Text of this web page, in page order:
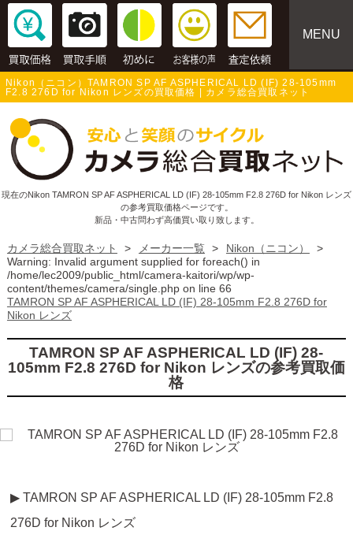
MENU
Nikon（ニコン）TAMRON SP AF ASPHERICAL LD (IF) 28-105mm
F2.8 276D for Nikon レンズの買取価格 | カメラ総合買取ネット
現在のNikon TAMRON SP AF ASPHERICAL LD (IF) 28-105mm F2.8 276D for Nikon レンズ
の参考買取価格ページです。
新品・中古問わず高価買い取り致します。
カメラ総合買取ネット > メーカー一覧 > Nikon（ニコン）
>
Warning: Invalid argument supplied for foreach() in
/home/lec2009/public_html/camera-kaitori/wp/wp-
content/themes/camera/single.phpon line 66
TAMRON SP AF ASPHERICAL LD (IF) 28-105mm F2.8 276D for
Nikon レンズ
TAMRON SP AF ASPHERICAL LD (IF) 28-
105mm F2.8 276D for Nikon レンズの参考買取価
格
▶ TAMRON SP AF ASPHERICAL LD (IF) 28-105mm F2.8
276D for Nikon レンズ